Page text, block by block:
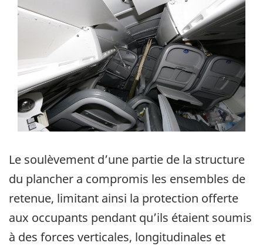
Le soulèvement d’une partie de la structure
du plancher a compromis les ensembles de
retenue, limitant ainsi la protection offerte
aux occupants pendant qu’ils étaient soumis
à des forces verticales, longitudinales et